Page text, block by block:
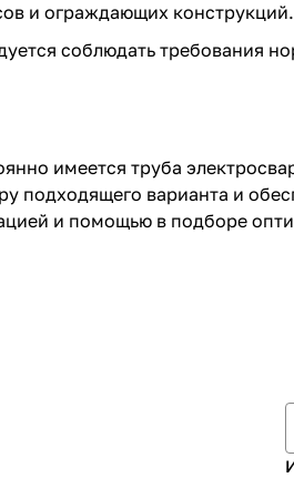
и ограждающих конструкций.
соблюдать требования
имеется труба
подходящего варианта и
и помощью в подборе